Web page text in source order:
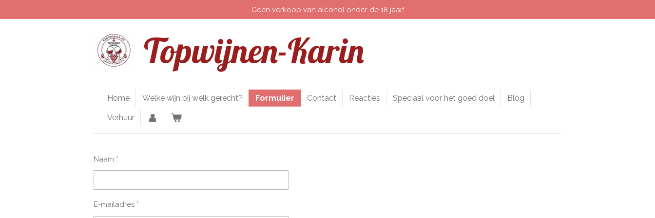
direct
Geen verkoop van alcohol onder de 18 jaar!
Topwijnen-Karin
Home Welke wijn bij welk gerecht? Formulier Contact Reacties Speciaal voor het goed doel Blog
Verhuur
Naam *
E-mailadres *